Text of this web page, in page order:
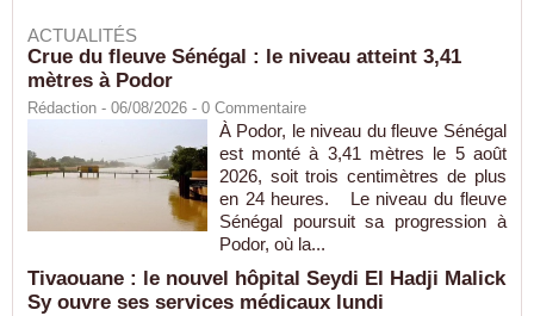
ACTUALITÉS
Crue du fleuve Sénégal : le niveau atteint 3,41
mètres à Podor
Rédaction - 06/08/2026 - 0 Commentaire
À Podor, le niveau du fleuve Sénégal
est monté à 3,41 mètres le 5 août
2026, soit trois centimètres de plus
en 24 heures. Le niveau du fleuve
Sénégal poursuit sa progression à
Podor, où la...
Tivaouane : le nouvel hôpital Seydi El Hadji Malick
Sy ouvre ses services médicaux lundi